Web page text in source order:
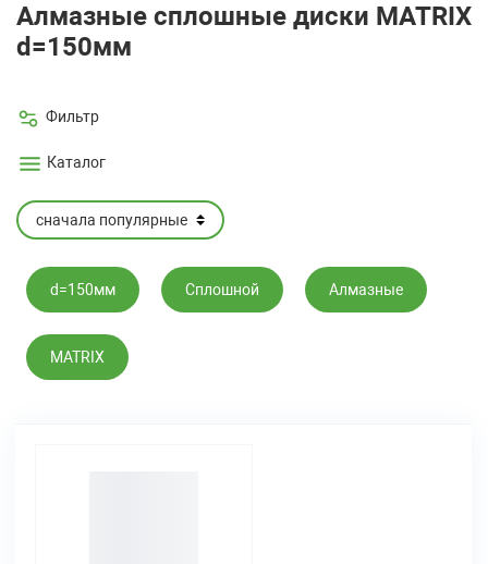
Алмазные сплошные диски MATRIX
d=150мм
Фильтр
Каталог
d=150мм Cплошной Алмазные
MATRIX